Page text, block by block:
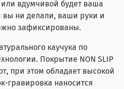
вдумчивой будет ваша
вы ни делали, ваши руки и
зафиксированы.
каучука по
Покрытие NON SLIP
при этом обладает высокой
гравировка наносится